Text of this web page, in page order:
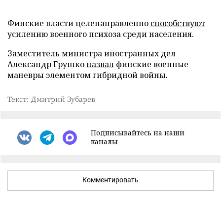
Финские власти целенаправленно способствуют
усилению военного психоза среди населения.
Заместитель министра иностранных дел
Александр Грушконазвал финские военные
маневры элементом гибридной войны.
Текст: Дмитрий Зубарев
Подписывайтесь на наши
каналы
Комментировать